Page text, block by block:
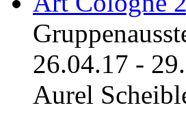
26.04.17 -
Aurel